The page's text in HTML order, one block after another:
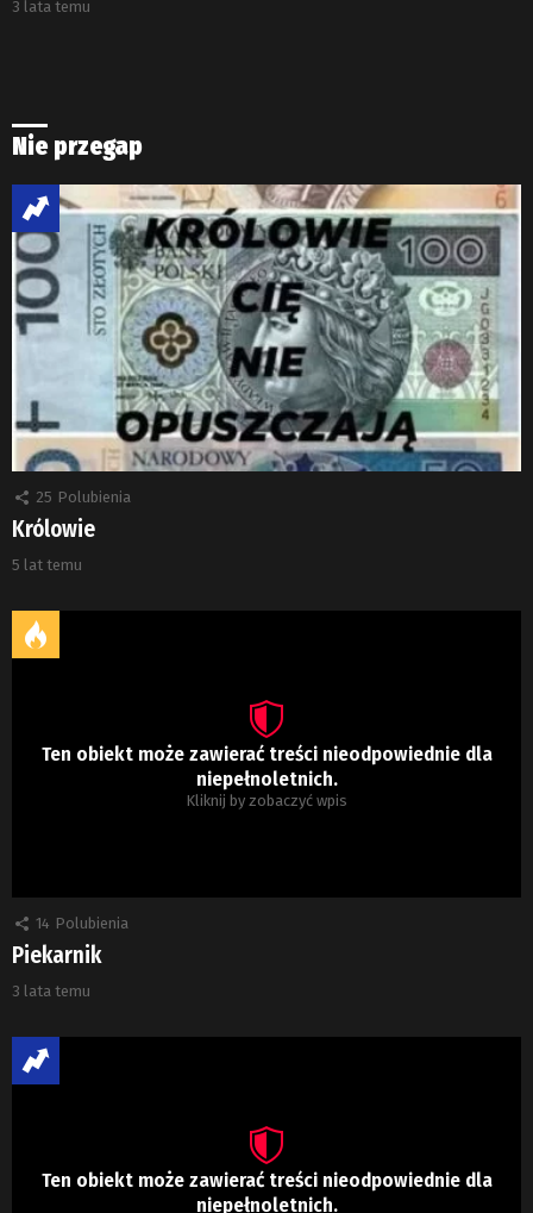
3 lata temu
Nie przegap
25 Polubienia
Królowie
5 lat temu
Ten obiekt może zawierać treści nieodpowiednie dla
niepełnoletnich.
Kliknij by zobaczyć wpis
14 Polubienia
Piekarnik
3 lata temu
Ten obiekt może zawierać treści nieodpowiednie dla
niepełnoletnich.